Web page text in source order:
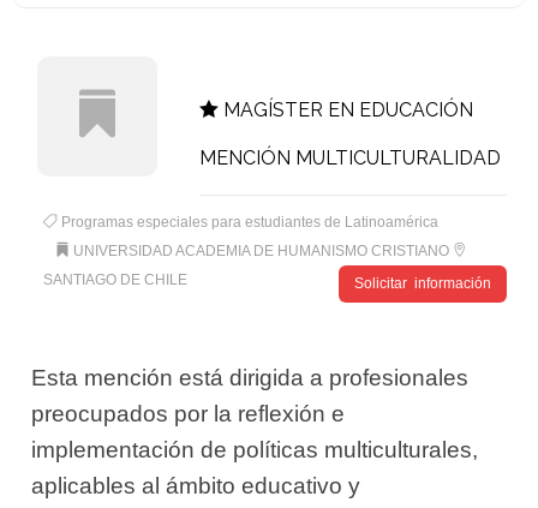
MAGÍSTER EN EDUCACIÓN
MENCIÓN MULTICULTURALIDAD
Programas especiales para estudiantes de Latinoamérica
UNIVERSIDAD ACADEMIA DE HUMANISMO CRISTIANO
SANTIAGO DE CHILE
Solicitar información
Esta mención está dirigida a profesionales
preocupados por la reflexión e
implementación de políticas multiculturales,
aplicables al ámbito educativo y